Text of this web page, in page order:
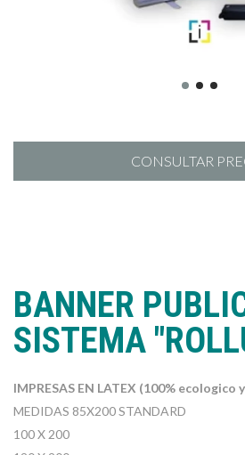
BANNER
SISTEMA
IMPRESAS EN LATEX (100% ecologico
MEDIDAS 85X200 STANDARD
100 X 200